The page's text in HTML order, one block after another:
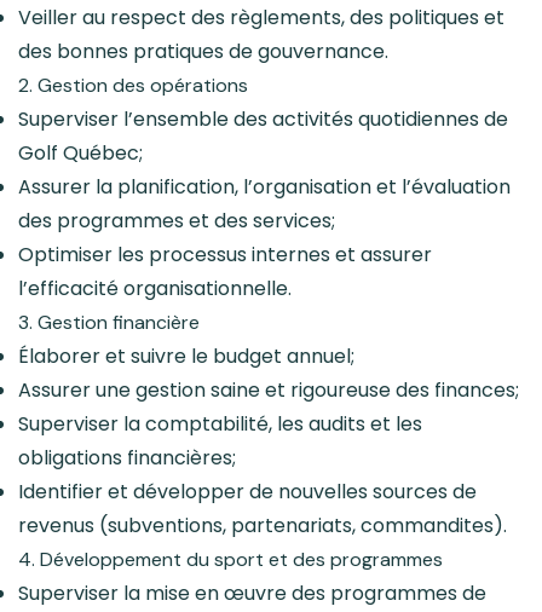
Veiller au respect des règlements, des politiques et
des bonnes pratiques de gouvernance.
2. Gestion des opérations
Superviser l’ensemble des activités quotidiennes de
Golf Québec;
Assurer la planification, l’organisation et l’évaluation
des programmes et des services;
Optimiser les processus internes et assurer
l’efficacité organisationnelle.
3. Gestion financière
Élaborer et suivre le budget annuel;
Assurer une gestion saine et rigoureuse des finances;
Superviser la comptabilité, les audits et les
obligations financières;
Identifier et développer de nouvelles sources de
revenus (subventions, partenariats, commandites).
4. Développement du sport et des programmes
Superviser la mise en œuvre des programmes de